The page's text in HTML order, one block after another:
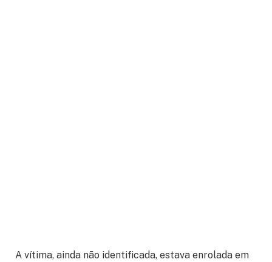
A vítima, ainda não identificada, estava enrolada em